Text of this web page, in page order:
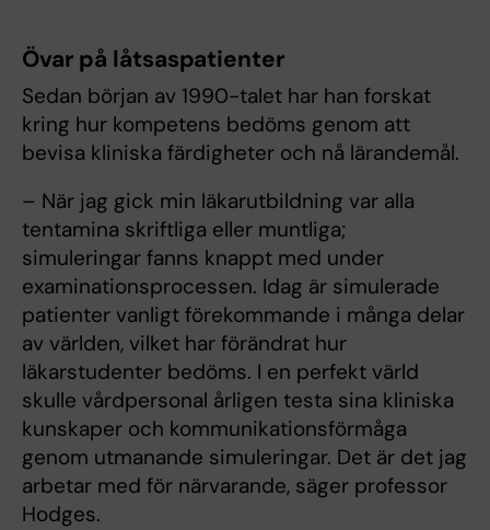
Övar på låtsaspatienter
Sedan början av 1990-talet har han forskat
kring hur kompetens bedöms genom att
bevisa kliniska färdigheter och nå lärandemål.
– När jag gick min läkarutbildning var alla
tentamina skriftliga eller muntliga;
simuleringar fanns knappt med under
examinationsprocessen. Idag är simulerade
patienter vanligt förekommande i många delar
av världen, vilket har förändrat hur
läkarstudenter bedöms. I en perfekt värld
skulle vårdpersonal årligen testa sina kliniska
kunskaper och kommunikationsförmåga
genom utmanande simuleringar. Det är det jag
arbetar med för närvarande, säger professor
Hodges.